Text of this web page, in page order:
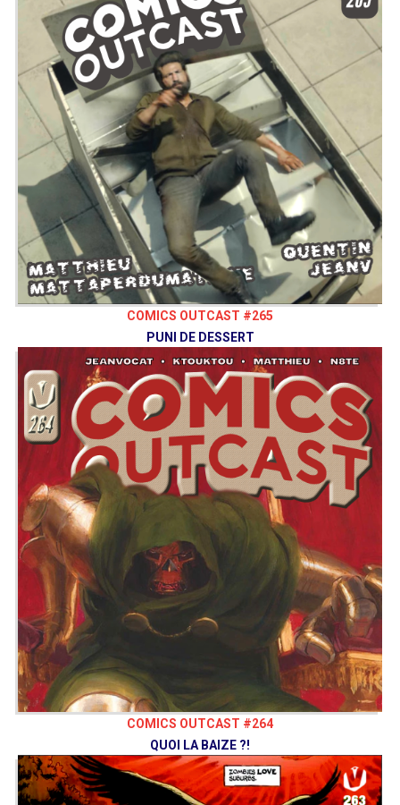
COMICS OUTCAST #265
PUNI DE DESSERT
COMICS OUTCAST #264
QUOI LA BAIZE ?!